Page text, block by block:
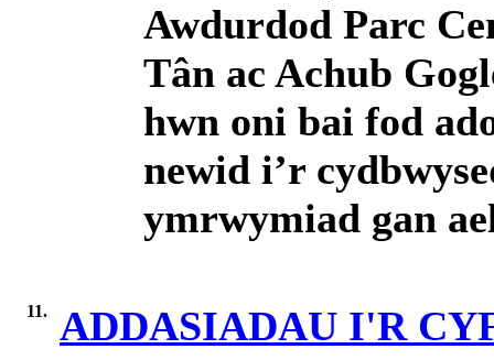
Awdurdod Parc
Tân ac Achub
hwn oni bai fod
newid i’r
ymrwymiad gan
11.
ADDASIADAU I'R